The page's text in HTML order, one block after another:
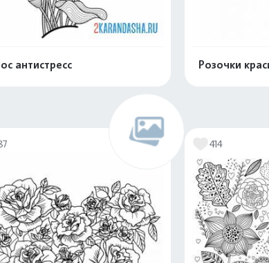
антистресс Розочки
414